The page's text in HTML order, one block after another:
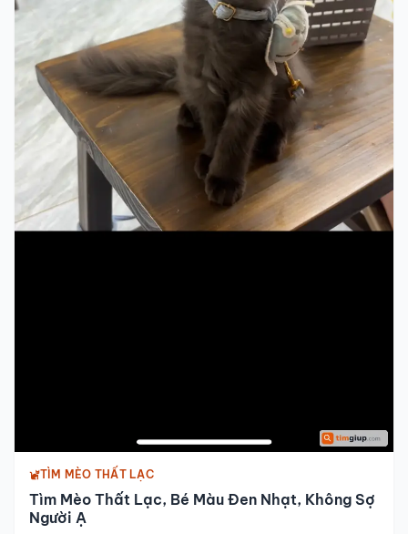
TÌM MÈO THẤT LẠC
Tìm Mèo Thất Lạc, Bé Màu Đen Nhạt, Không Sợ
Người Ạ